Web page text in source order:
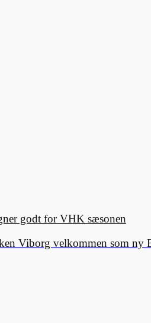
godt for VHK sæsonen
Viborg velkommen som ny